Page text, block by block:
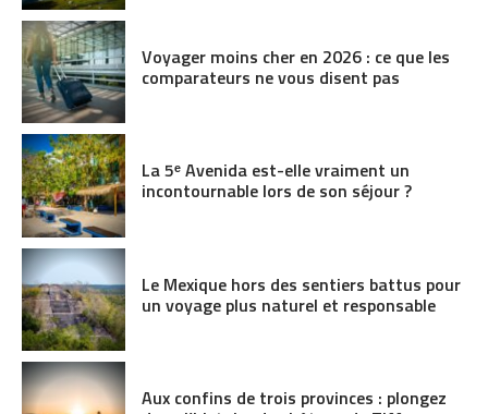
Voyager moins cher en 2026 : ce que les
comparateurs ne vous disent pas
La 5ᵉ Avenida est-elle vraiment un
incontournable lors de son séjour ?
Le Mexique hors des sentiers battus pour
un voyage plus naturel et responsable
Aux confins de trois provinces : plongez